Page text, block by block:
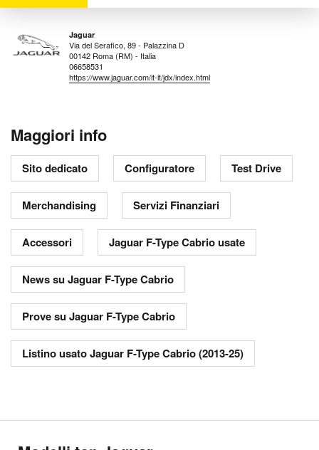
Jaguar
Via del Serafico, 89 - Palazzina D
00142 Roma (RM) - Italia
06658531
https://www.jaguar.com/it-it/jdx/index.html
Maggiori info
Sito dedicato Configuratore Test Drive
Merchandising Servizi Finanziari
Accessori Jaguar F-Type Cabrio usate
News su Jaguar F-Type Cabrio
Prove su Jaguar F-Type Cabrio
Listino usato Jaguar F-Type Cabrio (2013-25)